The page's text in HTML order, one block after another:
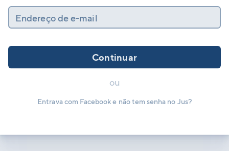
Endereço de e-mail
Continuar
ou
Entrava com Facebook e não tem senha no Jus?